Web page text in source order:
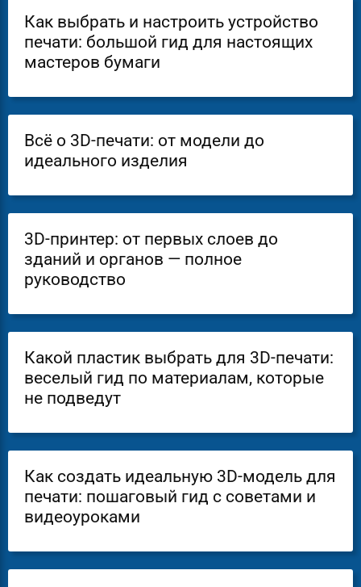
Как выбрать и настроить устройство
печати: большой гид для настоящих
мастеров бумаги
Всё о 3D-печати: от модели до
идеального изделия
3D-принтер: от первых слоев до
зданий и органов — полное
руководство
Какой пластик выбрать для 3D-печати:
веселый гид по материалам, которые
не подведут
Как создать идеальную 3D-модель для
печати: пошаговый гид с советами и
видеоуроками